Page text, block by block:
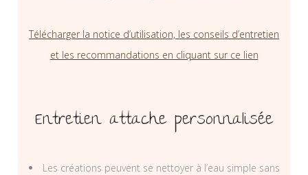
Télécharger la notice d’utilisation, les conseils d’entretien
et les recommandations en cliquant sur ce lien
Entretien attache personnalisée
Les créations peuvent se nettoyer à l’eau simple sans